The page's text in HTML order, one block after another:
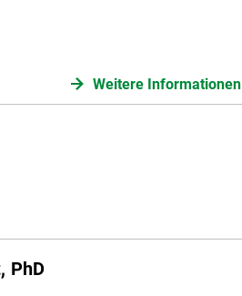
Weitere Informationen
PhD